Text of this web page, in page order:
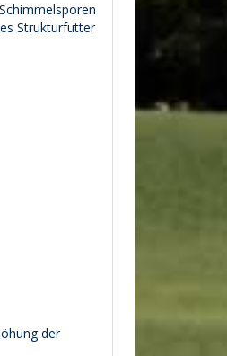
Strukturfutter
der